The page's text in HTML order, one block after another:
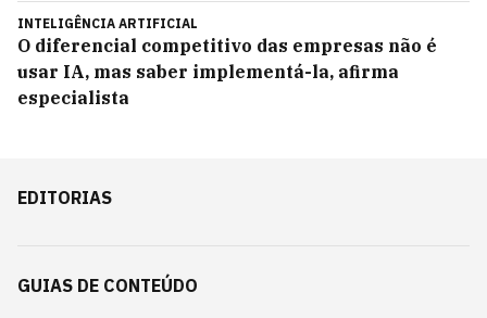
INTELIGÊNCIA ARTIFICIAL
O diferencial competitivo das empresas não é
usar IA, mas saber implementá-la, afirma
especialista
EDITORIAS
GUIAS DE CONTEÚDO